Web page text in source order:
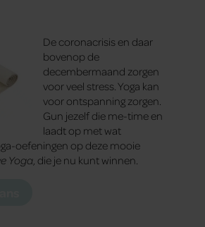
De coronacrisis en daar
bovenop de
decembermaand zorgen
voor veel stress. Yoga kan
voor ontspanning zorgen.
Gun jezelf die me-time en
laadt op met wat
oefeningen op deze mooie
Yoga , die je nu kunt winnen.